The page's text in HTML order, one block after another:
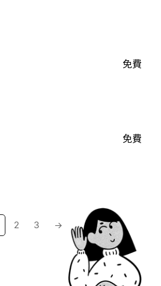
免費
免費
2 3 →